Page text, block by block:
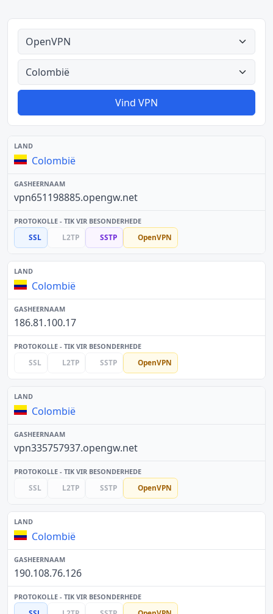
Alle tipes
Alle lande
Vind VPN
Colombië
vpn651198885.opengw.net
SSL L2TP SSTP OpenVPN
Colombië
186.81.100.17
SSL L2TP SSTP OpenVPN
Colombië
vpn335757937.opengw.net
SSL L2TP SSTP OpenVPN
Colombië
190.108.76.126